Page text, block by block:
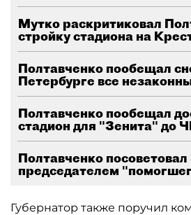
Мутко раскритиковал
стройку стадиона на
Полтавченко пообещал
Петербурге все
Полтавченко пообещал
стадион для "Зенита" до
Полтавченко
председателем
Губернатор также поручил